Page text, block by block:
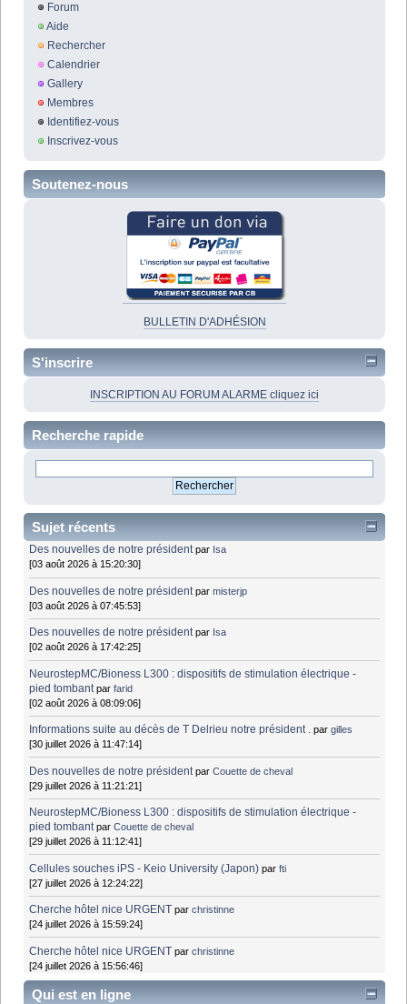
Forum
Aide
Rechercher
Calendrier
Gallery
Membres
Identifiez-vous
Inscrivez-vous
Soutenez-nous
BULLETIN D'ADHÉSION
S'inscrire
INSCRIPTION AU FORUM ALARME cliquez ici
Recherche rapide
Sujet récents
Des nouvelles de notre président par Isa
[03 août 2026 à 15:20:30]
Des nouvelles de notre président parmisterjp
[03 août 2026 à 07:45:53]
Des nouvelles de notre président par Isa
[02 août 2026 à 17:42:25]
NeurostepMC/Bioness L300 : dispositifs de stimulation électrique -
pied tombant parfarid
[02 août 2026 à 08:09:06]
Informations suite au décès de T Delrieu notre président . pargilles
[30 juillet 2026 à 11:47:14]
Des nouvelles de notre président parCouette de cheval
[29 juillet 2026 à 11:21:21]
NeurostepMC/Bioness L300 : dispositifs de stimulation électrique -
pied tombant parCouette de cheval
[29 juillet 2026 à 11:12:41]
Cellules souches iPS - Keio University (Japon) parfti
[27 juillet 2026 à 12:24:22]
Cherche hôtel nice URGENT parchristinne
[24 juillet 2026 à 15:59:24]
Cherche hôtel nice URGENT parchristinne
[24 juillet 2026 à 15:56:46]
Qui est en ligne